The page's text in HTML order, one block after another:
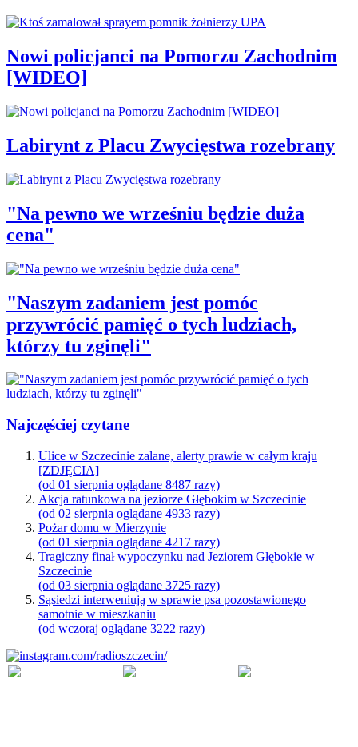
Nowi policjanci na Pomorzu Zachodnim
[WIDEO]
Labirynt z Placu Zwycięstwa rozebrany
"Na pewno we wrześniu będzie duża
cena"
"Naszym zadaniem jest pomóc
przywrócić pamięć o tych ludziach,
którzy tu zginęli"
Najczęściej czytane
Ulice w Szczecinie zalane, alerty prawie w całym kraju
[ZDJĘCIA]
(od 01 sierpnia oglądane 8487 razy)
Akcja ratunkowa na jeziorze Głębokim w Szczecinie
(od 02 sierpnia oglądane 4933 razy)
Pożar domu w Mierzynie
(od 01 sierpnia oglądane 4217 razy)
Tragiczny finał wypoczynku nad Jeziorem Głębokie w
Szczecinie
(od 03 sierpnia oglądane 3725 razy)
Sąsiedzi interweniują w sprawie psa pozostawionego
samotnie w mieszkaniu
(od wczoraj oglądane 3222 razy)